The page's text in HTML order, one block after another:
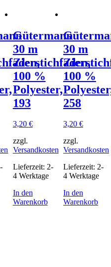
Gütermann
30 m
Zierstichfaden,
100 %
Polyester,
193
3,20 €
zzgl.
Versandkosten
Lieferzeit: 2-
4 Werktage
In den
Warenkorb
30 m
100 %
258
3,20 €
zzgl.
Versandkosten
Lieferzeit: 2-
4 Werktage
In den
Warenkorb